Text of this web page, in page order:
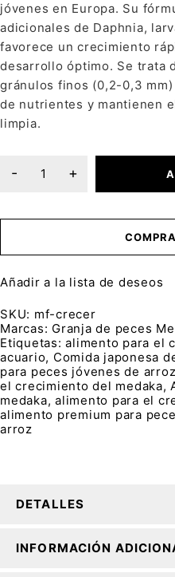
jóvenes en Europa. Su
adicionales de Daphnia,
favorece un crecimiento
desarrollo óptimo. Se trata
gránulos finos (0,2-0,3
de nutrientes y mantienen
limpia.
Añadir a la lista de deseos
SKU: mf-crecer
Marcas: Granja de peces
Etiquetas:alimento para el
acuario, Comida japonesa
para peces jóvenes de arroz
el crecimiento del medaka,
medaka, alimento para el
alimento premium para
arroz
DETALLES
INFORMACIÓN